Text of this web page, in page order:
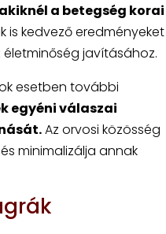
a betegség korai
kedvező eredményeket
javításához.
esetben további
egyéni válaszai
Az orvosi közösség
minimalizálja annak